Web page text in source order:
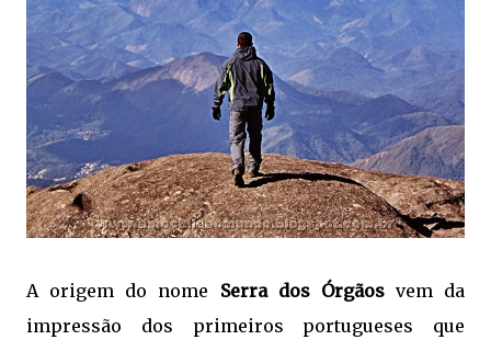
A origem do nome Serra dos Órgãosvem da
impressão dos primeiros portugueses que